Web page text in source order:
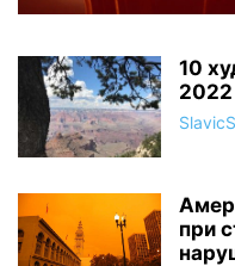
10
2022
при